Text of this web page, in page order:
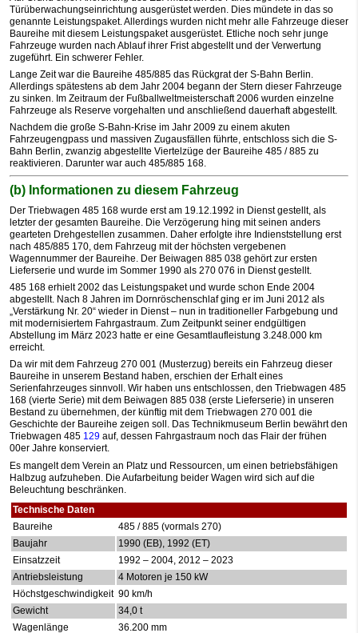
Türüberwachungseinrichtung ausgerüstet werden. Dies mündete in das so
genannte Leistungspaket. Allerdings wurden nicht mehr alle Fahrzeuge dieser
Baureihe mit diesem Leistungspaket ausgerüstet. Etliche noch sehr junge
Fahrzeuge wurden nach Ablauf ihrer Frist abgestellt und der Verwertung
zugeführt. Ein schwerer Fehler.
Lange Zeit war die Baureihe 485/885 das Rückgrat der S-Bahn Berlin.
Allerdings spätestens ab dem Jahr 2004 begann der Stern dieser Fahrzeuge
zu sinken. Im Zeitraum der Fußballweltmeisterschaft 2006 wurden einzelne
Fahrzeuge als Reserve vorgehalten und anschließend dauerhaft abgestellt.
Nachdem die große S-Bahn-Krise im Jahr 2009 zu einem akuten
Fahrzeugengpass und massiven Zugausfällen führte, entschloss sich die S-
Bahn Berlin, zwanzig abgestellte Viertelzüge der Baureihe 485 / 885 zu
reaktivieren. Darunter war auch 485/885 168.
(b) Informationen zu diesem Fahrzeug
Der Triebwagen 485 168 wurde erst am 19.12.1992 in Dienst gestellt, als
letzter der gesamten Baureihe. Die Verzögerung hing mit seinen anders
gearteten Drehgestellen zusammen. Daher erfolgte ihre Indienststellung erst
nach 485/885 170, dem Fahrzeug mit der höchsten vergebenen
Wagennummer der Baureihe. Der Beiwagen 885 038 gehört zur ersten
Lieferserie und wurde im Sommer 1990 als 270 076 in Dienst gestellt.
485 168 erhielt 2002 das Leistungspaket und wurde schon Ende 2004
abgestellt. Nach 8 Jahren im Dornröschenschlaf ging er im Juni 2012 als
„Verstärkung Nr. 20“ wieder in Dienst – nun in traditioneller Farbgebung und
mit modernisiertem Fahrgastraum. Zum Zeitpunkt seiner endgültigen
Abstellung im März 2023 hatte er eine Gesamtlaufleistung 3.248.000 km
erreicht.
Da wir mit dem Fahrzeug 270 001 (Musterzug) bereits ein Fahrzeug dieser
Baureihe in unserem Bestand haben, erschien der Erhalt eines
Serienfahrzeuges sinnvoll. Wir haben uns entschlossen, den Triebwagen 485
168 (vierte Serie) mit dem Beiwagen 885 038 (erste Lieferserie) in unseren
Bestand zu übernehmen, der künftig mit dem Triebwagen 270 001 die
Geschichte der Baureihe zeigen soll. Das Technikmuseum Berlin bewährt den
Triebwagen 485 129 auf, dessen Fahrgastraum noch das Flair der frühen
00er Jahre konserviert.
Es mangelt dem Verein an Platz und Ressourcen, um einen betriebsfähigen
Halbzug aufzuheben. Die Aufarbeitung beider Wagen wird sich auf die
Beleuchtung beschränken.
Technische Daten
Baureihe
485 / 885 (vormals 270)
Baujahr
1990 (EB), 1992 (ET)
Einsatzzeit
1992 – 2004, 2012 – 2023
Antriebsleistung
4 Motoren je 150 kW
Höchstgeschwindigkeit 90 km/h
Gewicht
34,0 t
Wagenlänge
36.200 mm